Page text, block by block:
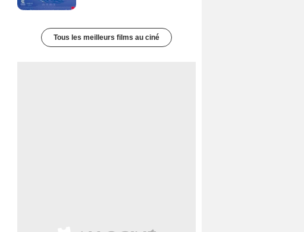
Tous les meilleurs films au ciné